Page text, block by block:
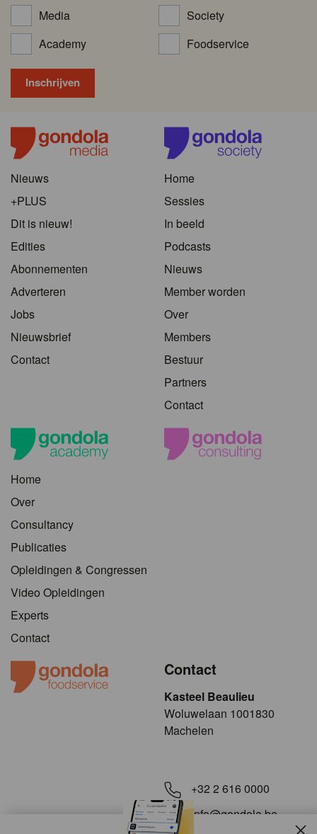
Media
Society
Academy
Foodservice
Nieuws
+PLUS
Dit is nieuw!
Edities
Abonnementen
Adverteren
Jobs
Nieuwsbrief
Contact
Home
Sessies
In beeld
Podcasts
Nieuws
Member worden
Over
Members
Bestuur
Partners
Contact
Home
Over
Consultancy
Publicaties
Opleidingen & Congressen
Video Opleidingen
Experts
Contact
Contact
Kasteel Beaulieu
​​​Woluwelaan 1001830
Machelen
+32 2 616 0000
info@gondola.be